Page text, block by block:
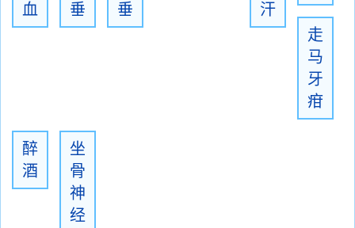
血
垂
垂
汗
走
马
牙
疳
醉
酒
坐
骨
神
经